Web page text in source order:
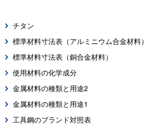
チタン
標準材料寸法表（アルミニウム合金材料）
標準材料寸法表（銅合金材料）
使用材料の化学成分
金属材料の種類と用途2
金属材料の種類と用途1
工具鋼のブランド対照表